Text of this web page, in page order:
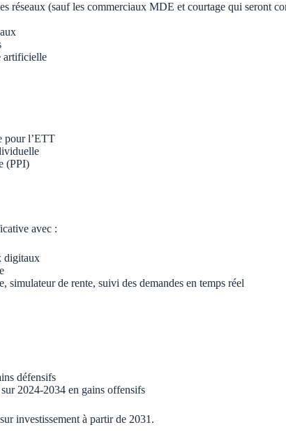
réseaux (sauf les commerciaux MDE et courtage qui seront
artificielle
pour l’ETT
(PPI)
avec :
digitaux
de rente, suivi des demandes en temps réel
défensifs
2024-2034 en gains offensifs
investissement à partir de 2031.